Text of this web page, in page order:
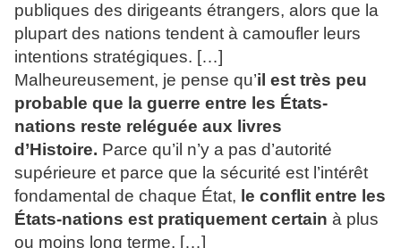
publiques des dirigeants étrangers, alors que la
plupart des nations tendent à camoufler leurs
intentions stratégiques. […]
Malheureusement, je pense qu’il est très peu
probable que la guerre entre les États-
nations reste reléguée aux livres
d’Histoire. Parce qu’il n’y a pas d’autorité
supérieure et parce que la sécurité est l’intérêt
fondamental de chaque État, le conflit entre les
États-nations est pratiquement certain à plus
ou moins long terme. […]